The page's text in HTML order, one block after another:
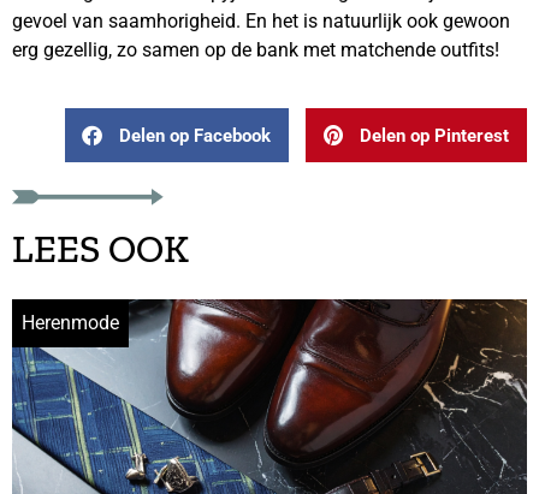
gevoel van saamhorigheid. En het is natuurlijk ook gewoon
erg gezellig, zo samen op de bank met matchende outfits!
Delen op Facebook Delen op Pinterest
LEES OOK
Herenmode